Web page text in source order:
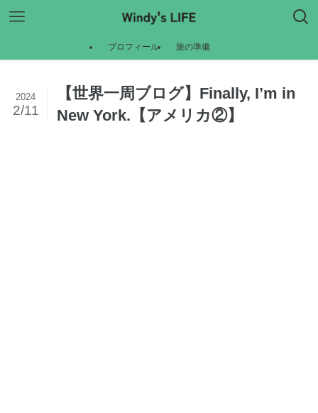
プロフィール 旅の準備
【世界一周ブログ】Finally, I’m in
New York.【アメリカ②】
2024
2/11